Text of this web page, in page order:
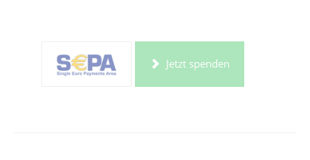
Jetzt spenden